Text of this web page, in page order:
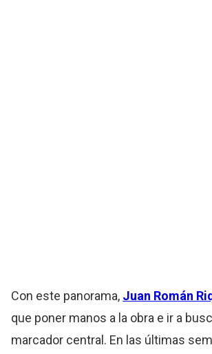
Con este panorama, Juan Román
que poner manos a la obra e ir a
marcador central. En las últimas